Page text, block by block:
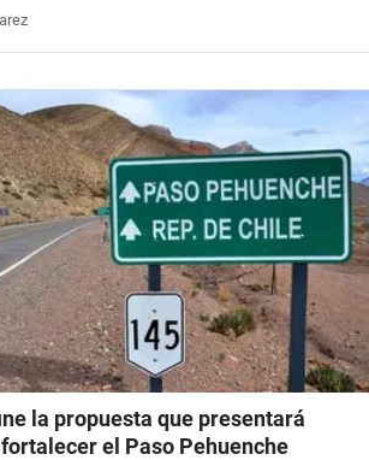
la propuesta que presentará
el Paso Pehuenche